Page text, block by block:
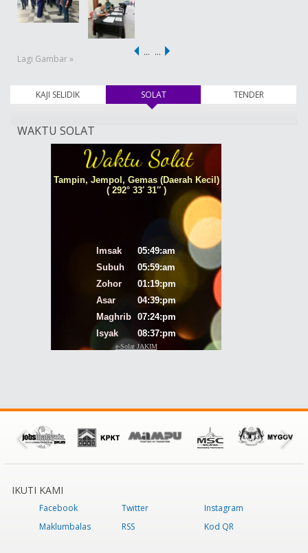
Lagi Gambar »
… …
KAJI SELIDIK SOLAT(tab aktif) TENDER
WAKTU SOLAT
IKUTI KAMI
Facebook Twitter
Instagram
Maklumbalas
RSS Kod QR